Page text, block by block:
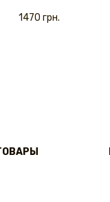
1470 грн.